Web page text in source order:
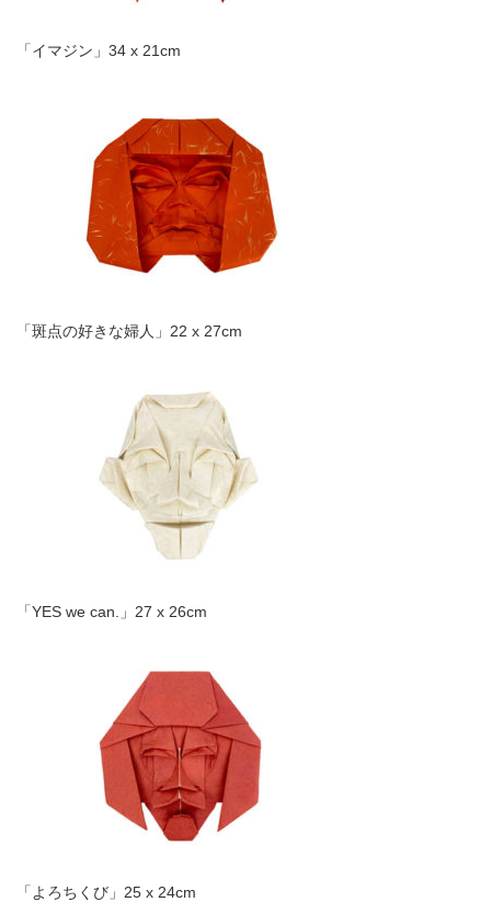
「イマジン」34 x 21cm
「斑点の好きな婦人」22 x 27cm
「YES we can.」27 x 26cm
「よろちくび」25 x 24cm